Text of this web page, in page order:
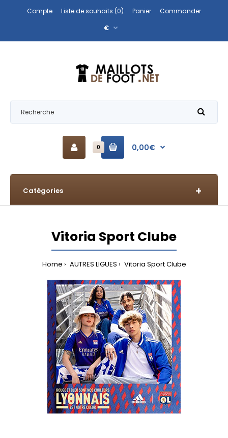
Compte Liste de souhaits (0) Panier
Commander
€
0 0,00€
Catégories
Vitoria Sport Clube
Home AUTRES LIGUES Vitoria Sport Clube